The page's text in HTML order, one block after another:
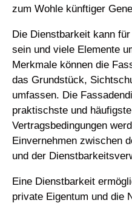
zum Wohle künftiger
Die Dienstbarkeit kann
sein und viele Elemente
Merkmale können die
das Grundstück,
umfassen. Die
praktischste und
Vertragsbedingungen
Einvernehmen zwischen
und der
Eine Dienstbarkeit
private Eigentum und die